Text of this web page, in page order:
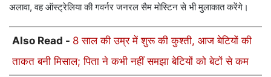
अलावा, वह ऑस्ट्रेलिया की गवर्नर जनरल सैम मोस्टिन से भी मुलाकात करेंगे।
Also Read - 8 साल की उम्र में शुरू की कुश्ती, आज बेटियों की
ताकत बनी मिसाल; पिता ने कभी नहीं समझा बेटियों को बेटों से कम